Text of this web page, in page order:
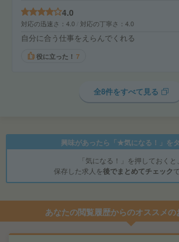
4.0
対応の迅速さ 4.0 対応の丁寧さ 4.0
自分に合う仕事をえらんでくれる
役に立った！ 7
全8件をすべて見る
興味があったら「★気になる！」を
「気になる！」を押しておくと、
保存した求人を後でまとめてチェック
あなたの閲覧履歴からのオススメの